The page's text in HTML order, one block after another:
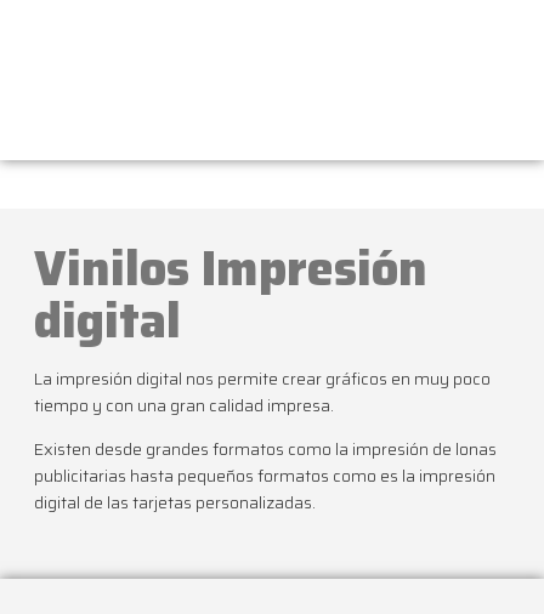
Vinilos Impresión
digital
La impresión digital nos permite crear gráficos en muy poco
tiempo y con una gran calidad impresa.
Existen desde grandes formatos como la impresión de lonas
publicitarias hasta pequeños formatos como es la impresión
digital de las tarjetas personalizadas.